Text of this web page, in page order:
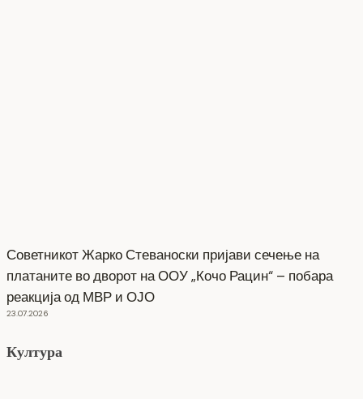
Советникот Жарко Стеваноски пријави сечење на
платаните во дворот на ООУ „Кочо Рацин“ – побара
реакција од МВР и ОЈО
23.07.2026
Култура